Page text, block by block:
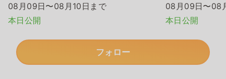
08月09日〜08月10日まで
本日公開
08月09日〜08
本日公開
フォロー